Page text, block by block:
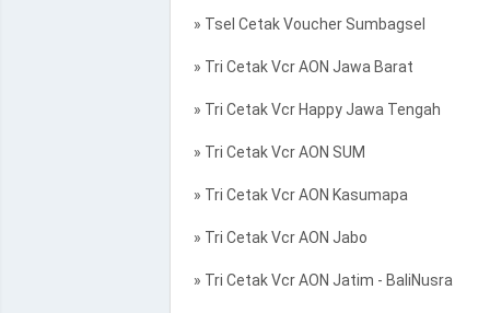
» Tsel Cetak Voucher Sumbagsel
» Tri Cetak Vcr AON Jawa Barat
» Tri Cetak Vcr Happy Jawa Tengah
» Tri Cetak Vcr AON SUM
» Tri Cetak Vcr AON Kasumapa
» Tri Cetak Vcr AON Jabo
» Tri Cetak Vcr AON Jatim - BaliNusra